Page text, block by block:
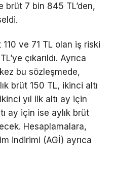
brüt 7 bin 845 TL’den,
ve 71 TL olan iş riski
çıkarıldı. Ayrıca
bu sözleşmede,
brüt 150 TL, ikinci altı
yıl ilk altı ay için
ay için ise aylık brüt
Hesaplamalara,
indirimi (AGİ) ayrıca